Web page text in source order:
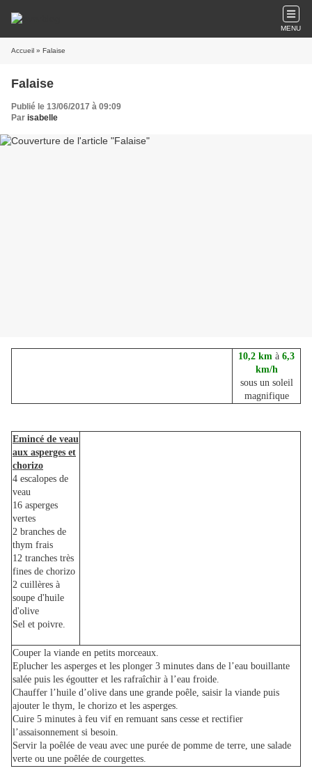
MENU
Accueil » Falaise
Falaise
Publié le 13/06/2017 à 09:09
Par isabelle
10,2 km à 6,3
km/h
sous un soleil
magnifique
Emincé de veau
aux asperges et
chorizo
4 escalopes de
veau
16 asperges
vertes
2 branches de
thym frais
12 tranches très
fines de chorizo
2 cuillères à
soupe d'huile
d'olive
Sel et poivre.
Couper la viande en petits morceaux.
Eplucher les asperges et les plonger 3 minutes dans de l’eau bouillante
salée puis les égoutter et les rafraîchir à l’eau froide.
Chauffer l’huile d’olive dans une grande poêle, saisir la viande puis
ajouter le thym, le chorizo et les asperges.
Cuire 5 minutes à feu vif en remuant sans cesse et rectifier
l’assaisonnement si besoin.
Servir la poêlée de veau avec une purée de pomme de terre, une salade
verte ou une poêlée de courgettes.